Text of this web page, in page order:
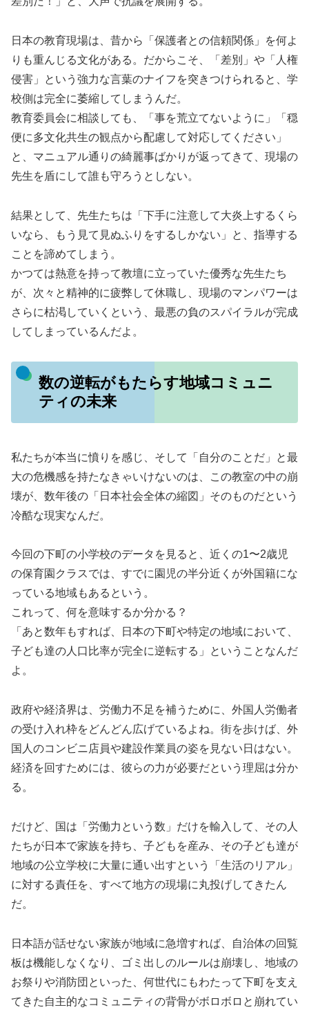
日本の教育現場は、昔から「保護者との信頼関係」を何よ
りも重んじる文化がある。だからこそ、「差別」や「人権
侵害」という強力な言葉のナイフを突きつけられると、学
校側は完全に萎縮してしまうんだ。
教育委員会に相談しても、「事を荒立てないように」「穏
便に多文化共生の観点から配慮して対応してください」
と、マニュアル通りの綺麗事ばかりが返ってきて、現場の
先生を盾にして誰も守ろうとしない。
結果として、先生たちは「下手に注意して大炎上するくら
いなら、もう見て見ぬふりをするしかない」と、指導する
ことを諦めてしまう。
かつては熱意を持って教壇に立っていた優秀な先生たち
が、次々と精神的に疲弊して休職し、現場のマンパワーは
さらに枯渇していくという、最悪の負のスパイラルが完成
してしまっているんだよ。
数の逆転がもたらす地域コミュニ
ティの未来
私たちが本当に憤りを感じ、そして「自分のことだ」と最
大の危機感を持たなきゃいけないのは、この教室の中の崩
壊が、数年後の「日本社会全体の縮図」そのものだという
冷酷な現実なんだ。
今回の下町の小学校のデータを見ると、近くの1〜2歳児
の保育園クラスでは、すでに園児の半分近くが外国籍にな
っている地域もあるという。
これって、何を意味するか分かる？
「あと数年もすれば、日本の下町や特定の地域において、
子ども達の人口比率が完全に逆転する」ということなんだ
よ。
政府や経済界は、労働力不足を補うために、外国人労働者
の受け入れ枠をどんどん広げているよね。街を歩けば、外
国人のコンビニ店員や建設作業員の姿を見ない日はない。
経済を回すためには、彼らの力が必要だという理屈は分か
る。
だけど、国は「労働力という数」だけを輸入して、その人
たちが日本で家族を持ち、子どもを産み、その子ども達が
地域の公立学校に大量に通い出すという「生活のリアル」
に対する責任を、すべて地方の現場に丸投げしてきたん
だ。
日本語が話せない家族が地域に急増すれば、自治体の回覧
板は機能しなくなり、ゴミ出しのルールは崩壊し、地域の
お祭りや消防団といった、何世代にもわたって下町を支え
てきた自主的なコミュニティの背骨がボロボロと崩れてい